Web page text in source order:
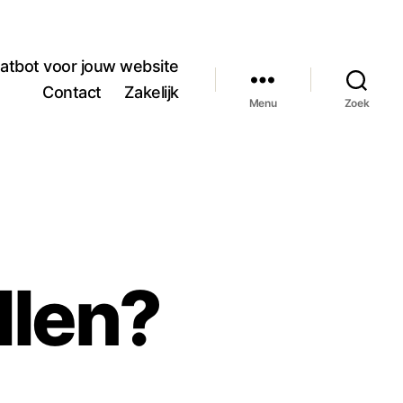
voor jouw website
Contact
Zakelijk
Menu Zoek